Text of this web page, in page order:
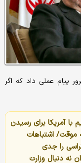
پیام عملی داد که اگر
با آمریکا برای رسیدن
موقت/ اشتباهات
را جدی
نه دنبال وزارت